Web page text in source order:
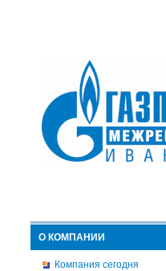
О КОМПАНИИ
Компания сегодня